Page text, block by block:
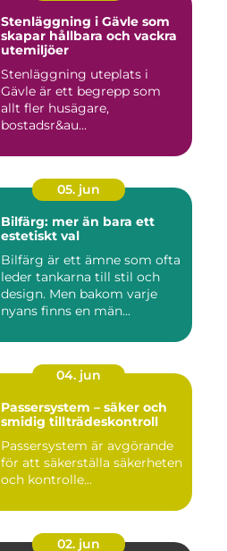
Stenläggning i Gävle som
skapar hållbara och vackra
utemiljöer
Stenläggning uteplats i
Gävle är ett begrepp som
allt fler husägare,
bostadsr&au...
05. jun
Bilfärg: mer än bara ett
estetiskt val
Bilfärg är ett ämne som ofta
leder tankarna till stil och
design. Men bakom varje
nyans finns en män...
04. jun
Passersystem – säker och
smidig tillträdeskontroll
Passersystem är avgörande
för att säkerställa säkerheten
och kontrolle...
02. jun